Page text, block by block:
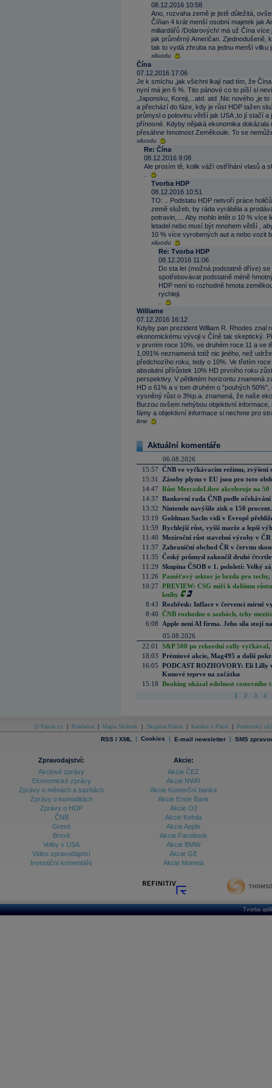
08.12.2016 10:58
Ano, rozvaha země je jistě důležitá,
Číňan 4 krát menší osobní majetek jak
miliardářů /Dolarových/ má už Čína
jak průměrný Američan. Zjednodušeně,
tak to vydá zhruba na jednu menší vilku
xiluodu
Čína
07.12.2016 17:06
Je k smíchu ,jak všichni lkají nad tím, že
nyní má jen 6 %. Tito pánové co to píší si
,Japonsku, Koreji,...atd. atd .Nic nového ,je
a přechází do fáze, kdy je růst HDP tažen
průmysl o polovinu větší jak USA ,to jí stačí a
přínosné. Kdyby nějaká ekonomika
přesáhne hmotnost Zeměkoule. To se
xiluodu
Re: Čína
08.12.2016 9:08
Ale prosím tě, kolik váží ostříhání vlasů a
Tvorba HDP
08.12.2016 10:51
TO: .. Podstatu HDP netvoří práce
země služeb, by ráda vyráběla a
potravin,.... Aby mohlo letět o 10 % více
letadel nebo musí být mnohem větší ,
10 % více vyrobených aut a nebo vozit
xiluodu
Re: Tvorba HDP
08.12.2016 11:06
Do sta let (možná podstatně dříve)
spotřebovávat podstatně méně
HDP není to rozhodně hmota
rychleji.
Williame
07.12.2016 16:12
Kdyby pan prezident William R. Rhodes
ekonomickému vývoji v Číně tak skeptický.
v prvním roce 10%, ve druhém roce 11 a ve
1,091% neznamená totiž nic jiného, než
předchozího roku, tedy o 10%. Ve třetím
absolutní přírůstek 10% HD prvního roku
perspektivy. V pětiletém horizontu znamená
HD o 61% a v tom druhém o "pouhých
vysněný růst o 3%p.a. znamená, že naše
Burzou ovšem nehýbou objektivní
fámy a objektivní informace si nechme pro
lime
Aktuální komentáře
06.08.2026
15:57 ČNB ve vyčkávacím režimu, zvýšení
15:31
Zásoby plynu v EU jsou pro toto
14:47 Růst MercadoLibre akceleruje na
14:37 Bankovní rada ČNB podle
13:32 Nintendo navýšilo zisk o 150
13:19 Goldman Sachs vidí v Evropě
11:59 Rychlejší růst, vyšší marže a lepší
11:40 Meziroční růst stavební výroby v
11:37
Zahraniční obchod ČR v červnu
11:35 Český průmysl zakončil druhé
11:29 Skupina ČSOB v 1. pololetí: Velký
11:26 Paměťový sektor je brzda pro techy,
10:27 PREVIEW: CSG míří k dalšímu
knihy
8:43 Rozbřesk: Inflace v červenci mírně
8:40 ČNB rozhodne o sazbách, trhy
6:08
Apple není AI firma. Jeho síla stojí
05.08.2026
22:01
S&P 500 po rekordní rally vyčkával,
18:03 Prémiové akcie, Mag495 a další
16:05 PODCAST ROZHOVORY: Eli Lilly
Kunové teprve na začátku
15:18 Booking ukázal odolnost cestovního
1 2 3 4
O Patria.cz Reklama Mapa Stránek Skupina Patria Kariéra v Patrii Podmínky
RSS / XML | Cookies | E-mail newsletter | SMS
Zpravodajství:
Akciové zprávy
Ekonomické zprávy
Zprávy o měnách a sazbách
Zprávy o komoditách
Zprávy o HDP
ČNB
Grexit
Brexit
Volby v USA
Video zpravodajství
Investiční komentáře
Akcie:
Akcie ČEZ
Akcie NWR
Akcie Komerční banka
Akcie Erste Bank
Akcie O2
Akcie Kofola
Akcie Apple
Akcie Facebook
Akcie BMW
Akcie GE
Akcie Moneta
Tvorba